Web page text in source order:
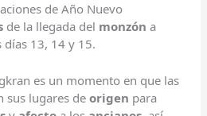
de Año Nuevo
de la llegada del monzón a
días 13, 14 y 15.
es un momento en que las
sus lugares deorigen para